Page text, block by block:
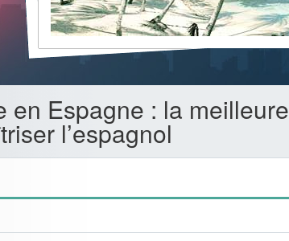
en Espagne : la meilleure
l’espagnol